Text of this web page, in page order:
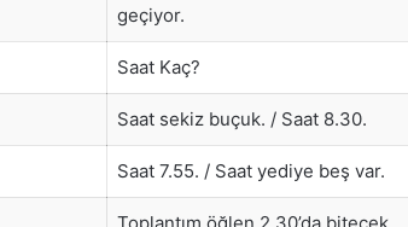
geçiyor.
Saat Kaç?
Saat sekiz buçuk. / Saat 8.30.
Saat 7.55. / Saat yediye beş var.